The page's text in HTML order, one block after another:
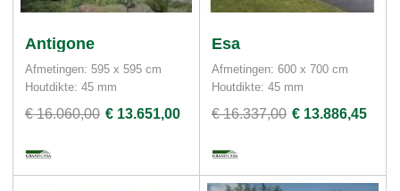
Antigone
Afmetingen: 595 x 595 cm
Houtdikte: 45 mm
€ 16.060,00 € 13.651,00
Esa
Afmetingen: 600 x 700 cm
Houtdikte: 45 mm
€ 16.337,00 € 13.886,45